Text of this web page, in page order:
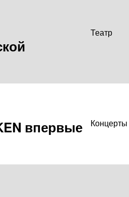
Театр
впервые
Концерты